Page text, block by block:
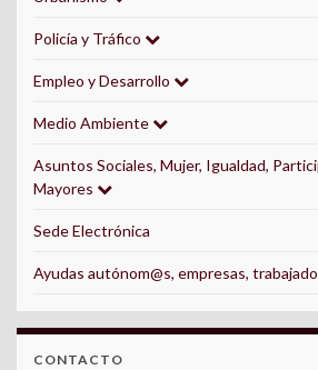
Policía y Tráfico
Empleo y Desarrollo
Medio Ambiente
Asuntos Sociales, Mujer, Igualdad,
Mayores
Sede Electrónica
Ayudas autónom@s, empresas,
CONTACTO